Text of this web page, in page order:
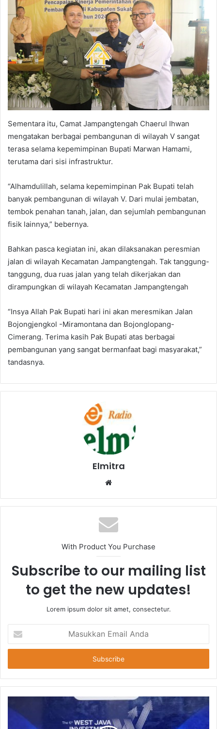
Sementara itu, Camat Jampangtengah Chaerul Ihwan
mengatakan berbagai pembangunan di wilayah V sangat
terasa selama kepemimpinan Bupati Marwan Hamami,
terutama dari sisi infrastruktur.
“Alhamdulillah, selama kepemimpinan Pak Bupati telah
banyak pembangunan di wilayah V. Dari mulai jembatan,
tembok penahan tanah, jalan, dan sejumlah pembangunan
fisik lainnya,” bebernya.
Bahkan pasca kegiatan ini, akan dilaksanakan peresmian
jalan di wilayah Kecamatan Jampangtengah. Tak tanggung-
tanggung, dua ruas jalan yang telah dikerjakan dan
dirampungkan di wilayah Kecamatan Jampangtengah
“Insya Allah Pak Bupati hari ini akan meresmikan Jalan
Bojongjengkol -Miramontana dan Bojonglopang-
Cimerang. Terima kasih Pak Bupati atas berbagai
pembangunan yang sangat bermanfaat bagi masyarakat,”
tandasnya.
Elmitra
Website
With Product You Purchase
Subscribe to our mailing list
to get the new updates!
Lorem ipsum dolor sit amet, consectetur.
Email
Anda